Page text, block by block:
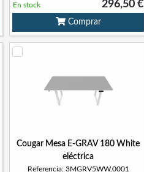
296,50 €
En stock
Comprar
Cougar Mesa E-GRAV 180 White
eléctrica
Referencia: 3MGRV5WW.0001